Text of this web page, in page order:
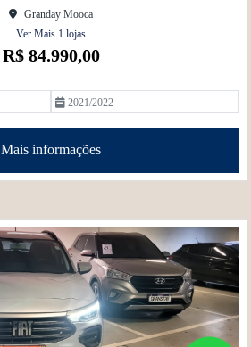
Granday Mooca
Ver Mais 1 lojas
R$ 84.990,00
2021/2022
Mais informações